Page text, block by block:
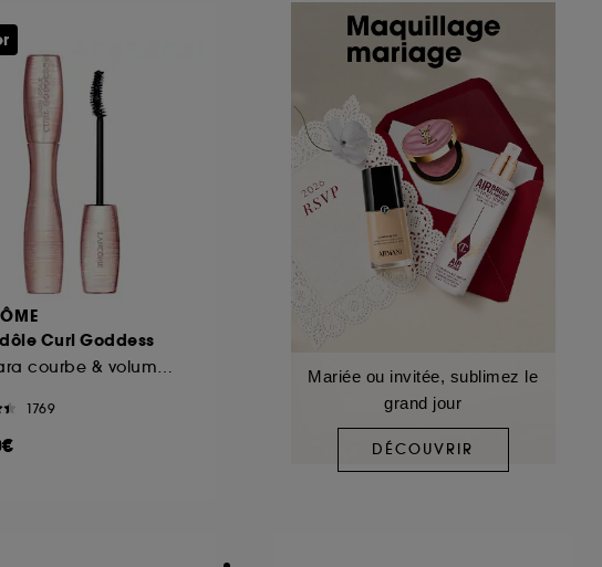
Curl Goddess
1769
Mariée ou invitée, sublimez le
grand jour
DÉCOUVRIR